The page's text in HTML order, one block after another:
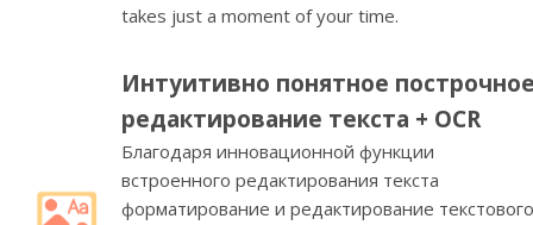
takes just a moment of your time.
Интуитивно понятное
редактирование текста + OCR
Благодаря инновационной функции
встроенного редактирования текста
форматирование и редактирование текстового